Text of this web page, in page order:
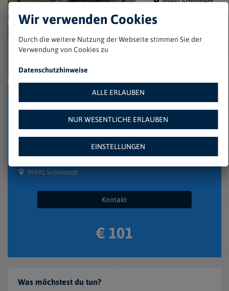
hinzufügen
99991 Schönstedt
Kontakt
€ 101
Was möchstest du tun?
Wir verwenden Cookies
Durch die weitere Nutzung der Webseite stimmen Sie der
Verwendung von Cookies zu
Datenschutzhinweise
ALLE ERLAUBEN
NUR WESENTLICHE ERLAUBEN
EINSTELLUNGEN